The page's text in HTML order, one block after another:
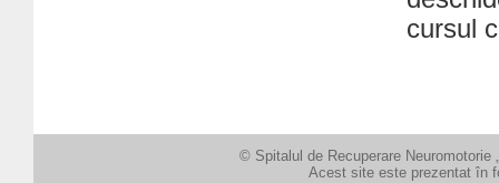
cursul
© Spitalul de Recuperare Neuromotorie
Acest site este prezentat în